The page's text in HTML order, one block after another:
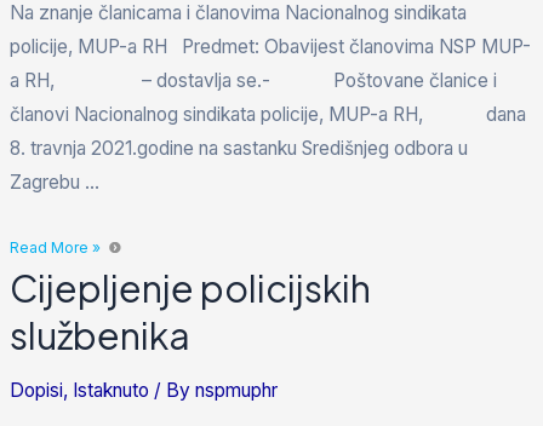
Na znanje članicama i članovima Nacionalnog sindikata
policije, MUP-a RH Predmet: Obavijest članovima NSP MUP-
a RH, – dostavlja se.- Poštovane članice i
članovi Nacionalnog sindikata policije, MUP-a RH, dana
8. travnja 2021.godine na sastanku Središnjeg odbora u
Zagrebu …
Read More »
Cijepljenje policijskih
službenika
Dopisi, Istaknuto / Bynspmuphr